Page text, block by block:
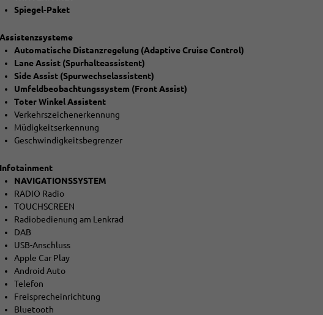
Spiegel-Paket
Assistenzsysteme
Automatische Distanzregelung (Adaptive Cruise Control)
Lane Assist (Spurhalteassistent)
Side Assist (Spurwechselassistent)
Umfeldbeobachtungssystem (Front Assist)
Toter Winkel Assistent
Verkehrszeichenerkennung
Müdigkeitserkennung
Geschwindigkeitsbegrenzer
Infotainment
NAVIGATIONSSYSTEM
RADIO Radio
TOUCHSCREEN
Radiobedienung am Lenkrad
DAB
USB-Anschluss
Apple Car Play
Android Auto
Telefon
Freisprecheinrichtung
Bluetooth